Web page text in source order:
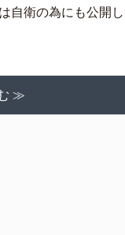
自衛の為にも公開
≫